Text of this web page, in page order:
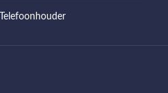
Telefoonhouder